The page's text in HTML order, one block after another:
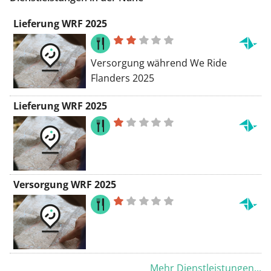
Lieferung WRF 2025
Versorgung während We Ride
Flanders 2025
Lieferung WRF 2025
Versorgung WRF 2025
Mehr Dienstleistungen...